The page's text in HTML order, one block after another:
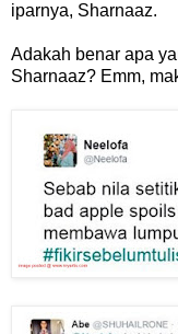
iparnya, Sharnaaz.
Adakah benar apa
Sharnaaz? Emm,